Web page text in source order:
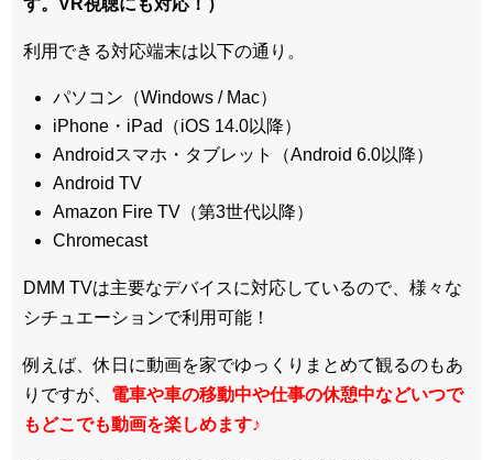
す。VR視聴にも対応！）
利用できる対応端末は以下の通り。
パソコン（Windows / Mac）
iPhone・iPad（iOS 14.0以降）
Androidスマホ・タブレット（Android 6.0以降）
Android TV
Amazon Fire TV（第3世代以降）
Chromecast
DMM TVは主要なデバイスに対応しているので、 様々な
シチュエーションで利用可能！
例えば、休日に動画を家でゆっくりまとめて観るのもあ
りですが、 電車や車の移動中や仕事の休憩中などいつで
もどこでも動画を楽しめます♪